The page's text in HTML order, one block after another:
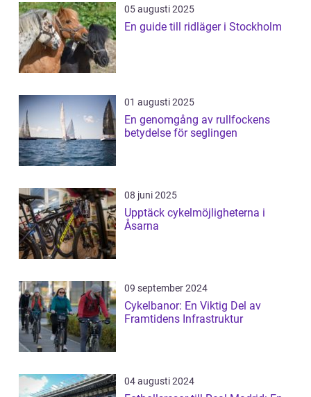
05 augusti 2025
En guide till ridläger i Stockholm
01 augusti 2025
En genomgång av rullfockens
betydelse för seglingen
08 juni 2025
Upptäck cykelmöjligheterna i
Åsarna
09 september 2024
Cykelbanor: En Viktig Del av
Framtidens Infrastruktur
04 augusti 2024